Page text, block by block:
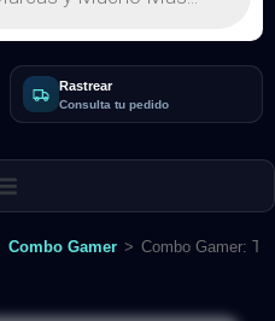
Rastrear
Consulta tu pedido
Combo Gamer > Combo Gamer: